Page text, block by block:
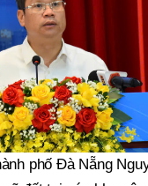
phố Đà Nẵng